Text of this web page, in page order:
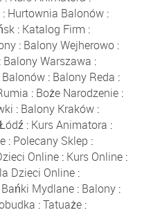
: Hurtownia Balonów :
: Katalog Firm :
: Balony Wejherowo:
: Balony Warszawa :
: Balony Reda :
: Boże Narodzenie:
: Balony Kraków :
: Kurs Animatora :
: Polecany Sklep :
Online: Kurs Online:
Dzieci Online :
Bańki Mydlane : Balony :
:Tatuaże: